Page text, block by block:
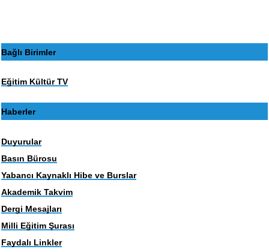
Bağlı Birimler
Eğitim Kültür TV
Haberler
Duyurular
Basın Bürosu
Yabancı Kaynaklı Hibe ve Burslar
Akademik Takvim
Dergi Mesajları
Milli Eğitim Şurası
Faydalı Linkler